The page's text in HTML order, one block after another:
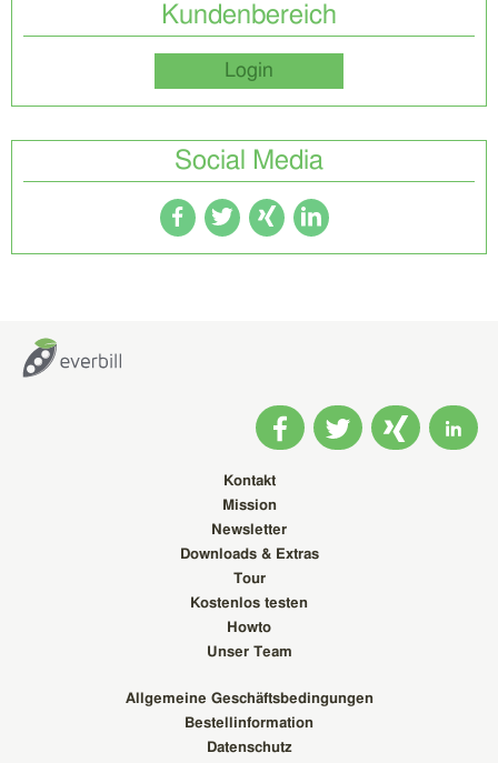
Kundenbereich
Login
Social Media
Kontakt
Mission
Newsletter
Downloads & Extras
Tour
Kostenlos testen
Howto
Unser Team
Allgemeine Geschäftsbedingungen
Bestellinformation
Datenschutz